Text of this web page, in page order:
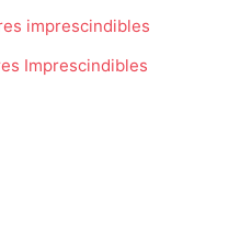
imprescindibles
Imprescindibles